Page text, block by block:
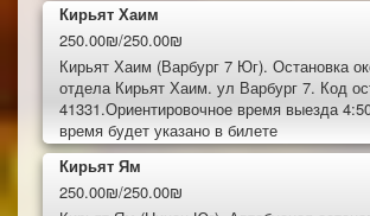
Кирьят Хаим
250.00₪/250.00₪
Кирьят Хаим (Варбург 7 Юг). Остановка
отдела Кирьят Хаим. ул Варбург 7. Код
41331.Ориентировочное время выезда
время будет указано в билете
Кирьят Ям
250.00₪/250.00₪